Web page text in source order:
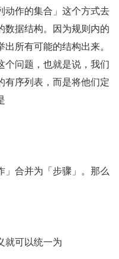
动作的集合」这个方式去
数据结构。因为规则内的
所有可能的结构出来。
个问题，也就是说，我们
有序列表，而是将他们定
合并为「步骤」。那么
就可以统一为